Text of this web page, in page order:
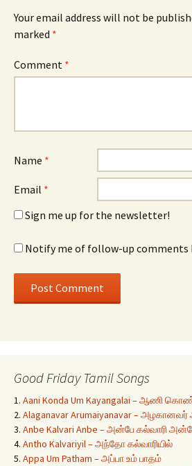
Your email address will not be
marked *
Comment *
Name *
Email *
Sign me up for the newsletter!
Notify me of follow-up comments
Good Friday Tamil Songs
1. Aani Konda Um Kayangalai – ஆணி
2. Alaganavar Arumaiyanavar –
3. Anbe Kalvari Anbe – அன்பே கல்வாரி
4. Antho Kalvariyil – அந்தோ கல்வாரியில்
5. Appa Um Patham – அப்பா உம் பாதம்